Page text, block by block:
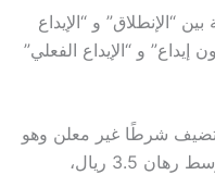
“الإنطلاق” و “الإيداع
إيداع” و “الإيداع الفعلي”
شرطًا غير معلن وهو
“قيمة الرهان يجب ألا تتجاوز 2 ريال لكل دورة”. إذا كنت تلعب بمتوسط رهان 3.5 ريال،